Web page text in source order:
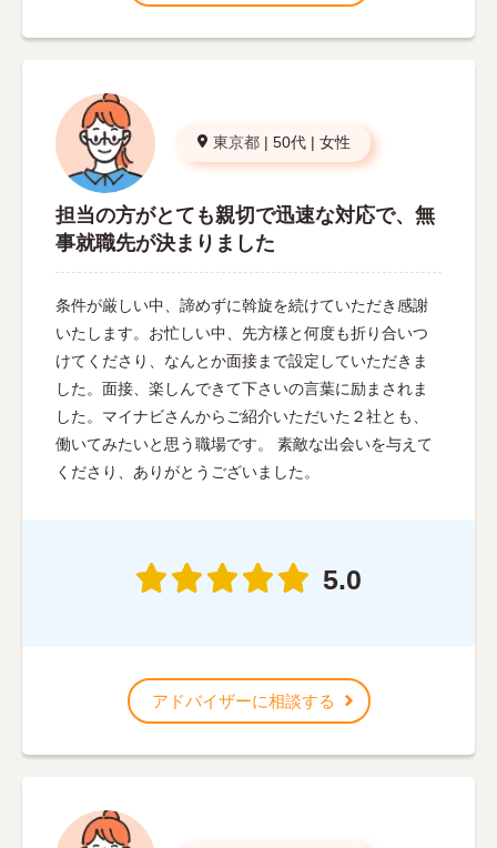
東京都 | 50代 | 女性
担当の方がとても親切で迅速な対応で、無
事就職先が決まりました
条件が厳しい中、諦めずに斡旋を続けていただき感謝
いたします。お忙しい中、先方様と何度も折り合いつ
けてくださり、なんとか面接まで設定していただきま
した。面接、楽しんできて下さいの言葉に励まされま
した。マイナビさんからご紹介いただいた２社とも、
働いてみたいと思う職場です。 素敵な出会いを与えて
くださり、ありがとうございました。
5.0
アドバイザーに相談する